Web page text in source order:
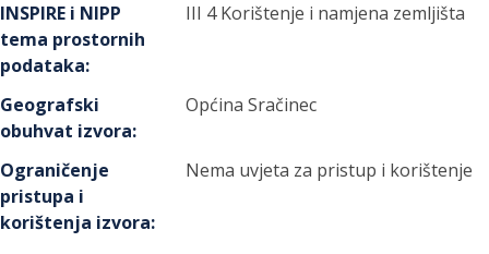
INSPIRE i NIPP
tema prostornih
podataka:
III 4 Korištenje i namjena zemljišta
Geografski
obuhvat izvora:
Općina Sračinec
Ograničenje
pristupa i
korištenja izvora:
Nema uvjeta za pristup i korištenje